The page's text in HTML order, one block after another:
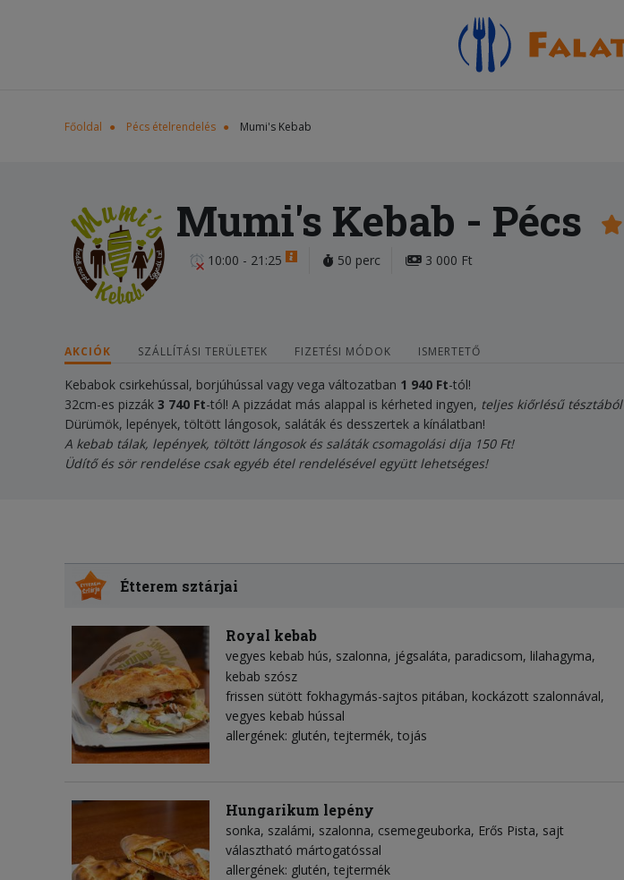
Főoldal Pécs ételrendelés Mumi's Kebab
Mumi's Kebab - Pécs
10:00 - 21:25 50 perc 3 000 Ft
AKCIÓK SZÁLLÍTÁSI TERÜLETEK FIZETÉSI MÓDOK ISMERTETŐ
Kebabok csirkehússal, borjúhússal vagy vega változatban 1 940 Ft-tól!
32cm-es pizzák 3 740 Ft-tól! A pizzádat más alappal is kérheted ingyen, teljes kiőrlésű tésztából
Dürümök, lepények, töltött lángosok, saláták és desszertek a kínálatban!
A kebab tálak, lepények, töltött lángosok és saláták csomagolási díja 150 Ft!
Üdítő és sör rendelése csak egyéb étel rendelésével együtt lehetséges!
Étterem sztárjai
Royal kebab
vegyes kebab hús szalonna jégsaláta paradicsom lilahagyma
kebab szósz
frissen sütött fokhagymás-sajtos pitában, kockázott szalonnával,
vegyes kebab hússal
allergének: glutén, tejtermék, tojás
Hungarikum lepény
sonka szalámi szalonna csemegeuborka Erős Pista sajt
választható mártogatóssal
allergének: glutén, tejtermék